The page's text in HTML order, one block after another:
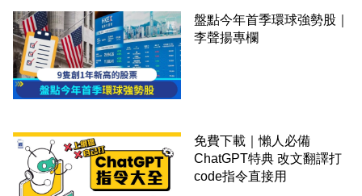
盤點今年首季環球強勢股｜
李聲揚專欄
免費下載｜懶人必備
ChatGPT特典 改文翻譯打
code指令直接用